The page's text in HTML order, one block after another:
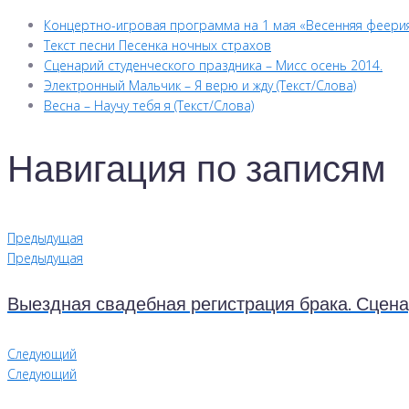
Концертно-игровая программа на 1 мая «Весенняя
Текст песни Песенка ночных страхов
Сценарий студенческого праздника – Мисс осень 2014.
Электронный Мальчик – Я верю и жду (Текст/Слова)
Весна – Научу тебя я (Текст/Слова)
Навигация по записям
Предыдущая
Предыдущая
Выездная свадебная регистрация брака.
Следующий
Следующий